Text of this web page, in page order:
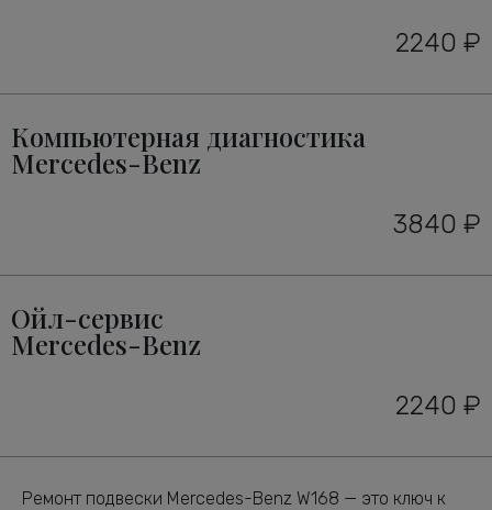
2240 ₽
Компьютерная диагностика
Mercedes-Benz
3840 ₽
Ойл-сервис
Mercedes-Benz
2240 ₽
Ремонт подвески Mercedes-Benz W168 — это ключ к